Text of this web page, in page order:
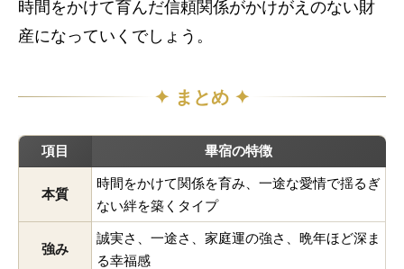
時間をかけて育んだ信頼関係がかけがえのない財
産になっていくでしょう。
✦ まとめ ✦
項目 畢宿の特徴
本質
時間をかけて関係を育み、一途な愛情で揺るぎ
ない絆を築くタイプ
強み
誠実さ、一途さ、家庭運の強さ、晩年ほど深ま
る幸福感